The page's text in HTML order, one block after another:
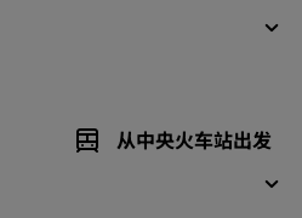
从中央火车站出发